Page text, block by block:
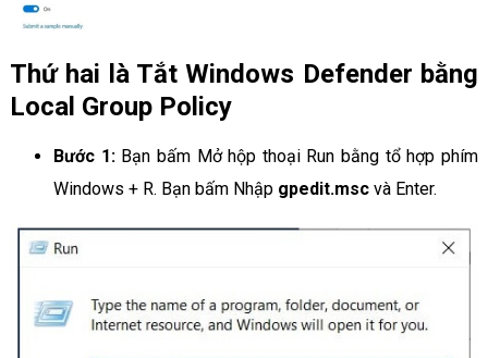
Thứ hai là Tắt Windows Defender bằng
Local Group Policy
Bước 1:Bạn bấm Mở hộp thoại Run bằng tổ hợp phím
Windows + R. Bạn bấm Nhập gpedit.mscvà Enter.